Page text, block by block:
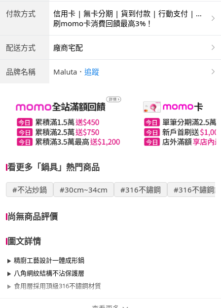
付款方式
信用卡 | 無卡分期 | 貨到付款 | 行動支付 | 超
商付款 | ATM | 銀聯卡
刷momo卡消費回饋最高3%！
配送方式 廠商宅配
品牌名稱 Maluta ． 追蹤
看更多「鍋具」熱門商品
#不沾炒鍋 #30cm~34cm #316不鏽鋼 #316不鏽鋼鍋
尚無商品評價
圖文詳情
精廚工藝設計一體成形鍋
八角網紋結構不沾保護層
食用層採用頂級316不鏽鋼材質